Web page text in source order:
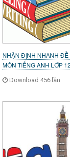
NHẬN ĐỊNH NHANH ĐỀ
MÔN TIẾNG ANH LỚP 12
Download 456 lần